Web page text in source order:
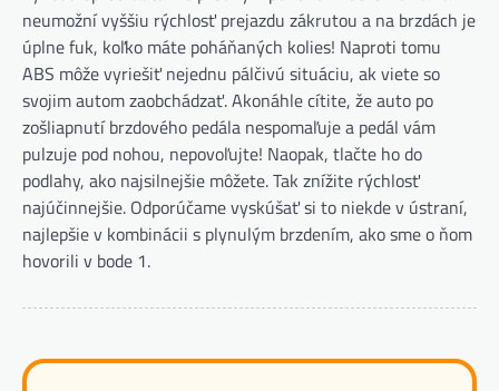
neumožní vyššiu rýchlosť prejazdu zákrutou a na brzdách je
úplne fuk, koľko máte poháňaných kolies! Naproti tomu
ABS môže vyriešiť nejednu pálčivú situáciu, ak viete so
svojim autom zaobchádzať. Akonáhle cítite, že auto po
zošliapnutí brzdového pedála nespomaľuje a pedál vám
pulzuje pod nohou, nepovoľujte! Naopak, tlačte ho do
podlahy, ako najsilnejšie môžete. Tak znížite rýchlosť
najúčinnejšie. Odporúčame vyskúšať si to niekde v ústraní,
najlepšie v kombinácii s plynulým brzdením, ako sme o ňom
hovorili v bode 1.